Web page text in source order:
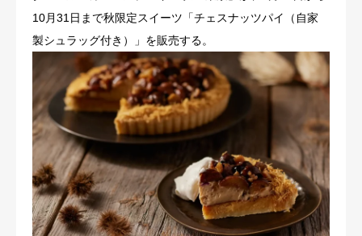
10月31日まで秋限定スイーツ「チェスナッツパイ（自家
製シュラッグ付き）」を販売する。